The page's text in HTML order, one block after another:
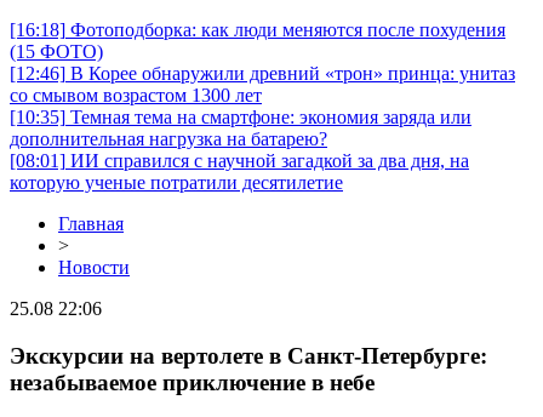
[16:18] Фотоподборка: как люди меняются после похудения
(15 ФОТО)
[12:46] В Корее обнаружили древний «трон» принца: унитаз
со смывом возрастом 1300 лет
[10:35] Темная тема на смартфоне: экономия заряда или
дополнительная нагрузка на батарею?
[08:01] ИИ справился с научной загадкой за два дня, на
которую ученые потратили десятилетие
Главная
>
Новости
25.08 22:06
Экскурсии на вертолете в Санкт-Петербурге:
незабываемое приключение в небе